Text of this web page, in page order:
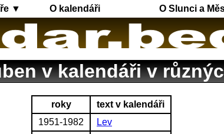
▼ O kalendáři O Slunci a
v kalendáři v
roky
text v kalendáři
1951-1982
Lev